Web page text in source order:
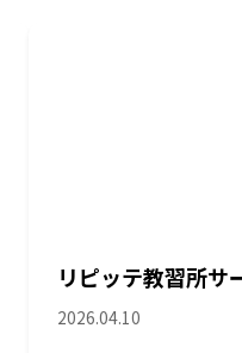
リピッテ教習所サ
2026.04.10